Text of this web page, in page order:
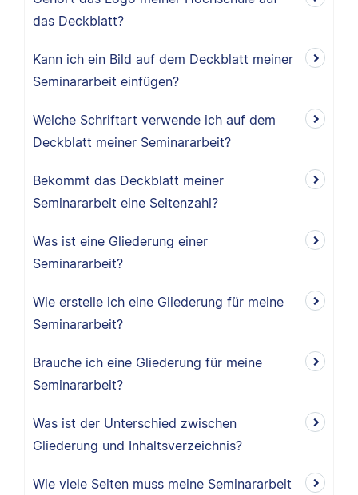
das Deckblatt?
Kann ich ein Bild auf dem Deckblatt meiner
Seminararbeit einfügen?
Welche Schriftart verwende ich auf dem
Deckblatt meiner Seminararbeit?
Bekommt das Deckblatt meiner
Seminararbeit eine Seitenzahl?
Was ist eine Gliederung einer
Seminararbeit?
Wie erstelle ich eine Gliederung für meine
Seminararbeit?
Brauche ich eine Gliederung für meine
Seminararbeit?
Was ist der Unterschied zwischen
Gliederung und Inhaltsverzeichnis?
Wie viele Seiten muss meine Seminararbeit